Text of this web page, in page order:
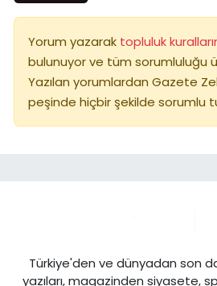
Yorum yazarak topluluk
bulunuyor ve tüm sorumluluğu
Yazılan yorumlardan Gazete
peşinde hiçbir şekilde sorumlu
Türkiye'den ve dünyadan son
yazıları, magazinden siyasete,